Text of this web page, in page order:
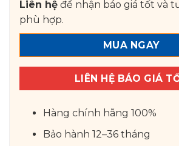
Liên hệ để nhận báo giá tốt và
phù hợp.
MUA NGAY
LIÊN HỆ BÁO GIÁ
Hàng chính hãng 100%
Bảo hành 12–36 tháng